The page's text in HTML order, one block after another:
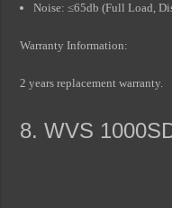
Noise: ≤65db (Full Load,
Warranty Information:
2 years replacement warranty.
8. WVS